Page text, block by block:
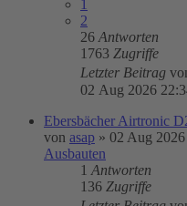
1
2
26 Antworten
1763 Zugriffe
Letzter Beitrag
02 Aug 2026
Ebersbächer Airtronic
von asap » 02 Aug
Ausbauten
1 Antworten
136 Zugriffe